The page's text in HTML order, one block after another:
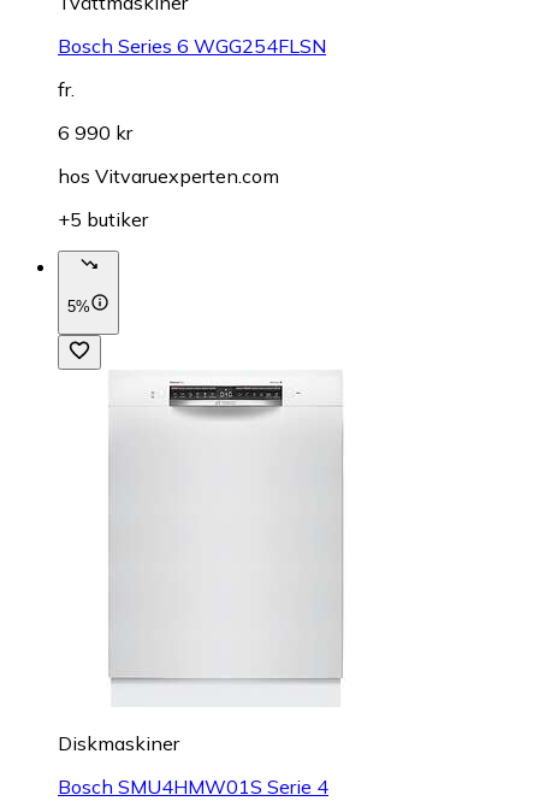
Bosch Series 6 WGG254FLSN
fr.
6 990 kr
hos Vitvaruexperten.com
+5 butiker
5%
Diskmaskiner
Bosch SMU4HMW01S Serie 4